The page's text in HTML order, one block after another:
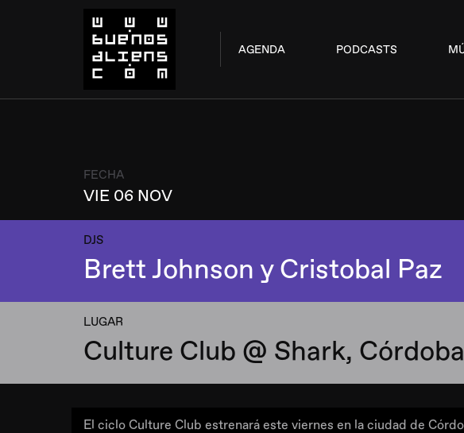
AGENDA PODCASTS
FECHA
VIE 06 NOV
DJS
Brett Johnson y Cristobal Paz
LUGAR
Culture Club @ Shark, Córdoba
El ciclo Culture Club estrenará este viernes en la ciudad de